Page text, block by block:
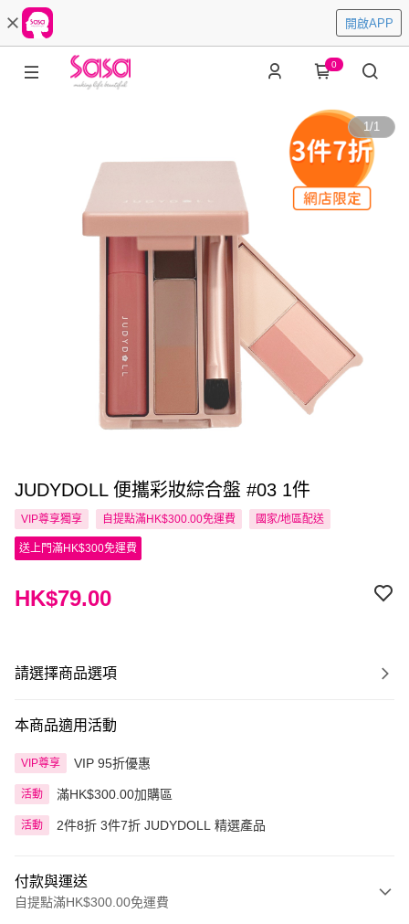
開啟APP
0
1/1
JUDYDOLL 便攜彩妝綜合盤 #03 1件
VIP尊享獨享 自提點滿HK$300.00免運費 國家/地區配送
送上門滿HK$300免運費
HK$79.00
請選擇商品選項
本商品適用活動
VIP尊享 VIP 95折優惠
活動 滿HK$300.00加購區
活動 2件8折 3件7折 JUDYDOLL 精選產品
付款與運送
自提點滿HK$300.00免運費